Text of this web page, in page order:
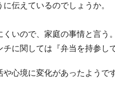
伝えているのでしょうか。
くいので、家庭の事情と言
に関しては『弁当を持参し
心境に変化があったようです